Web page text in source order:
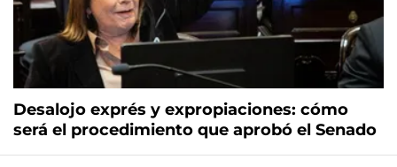
Desalojo exprés y expropiaciones: cómo
será el procedimiento que aprobó el Senado